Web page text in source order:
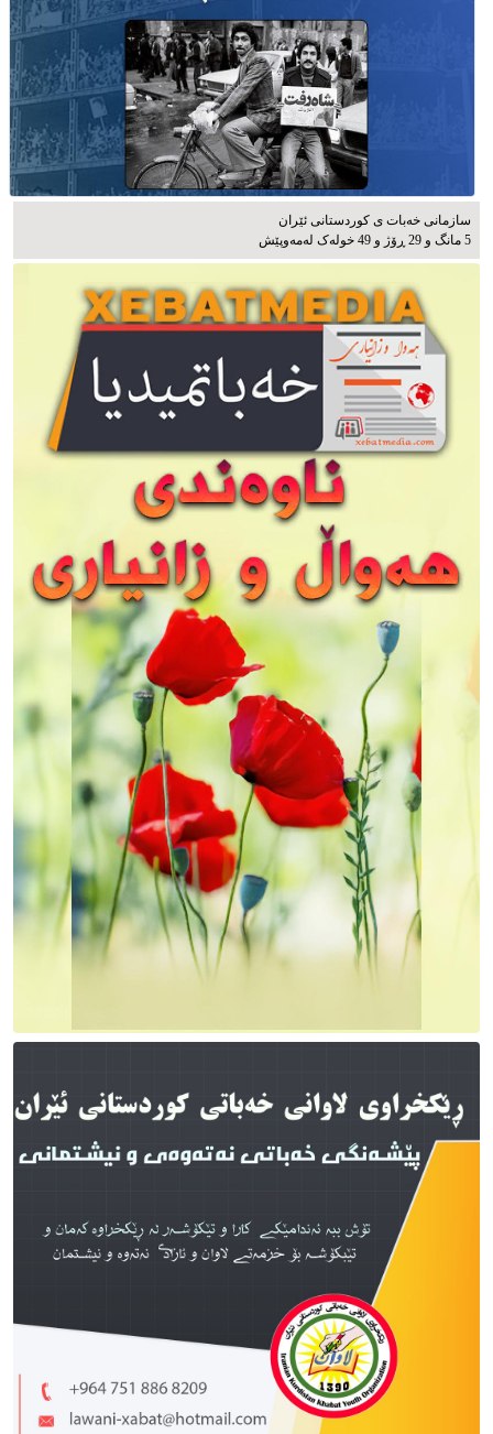
سازمانی خەبات ی كوردستانی ئێران
5 مانگ و 29 ڕۆژ و 49 خوله‌ک له‌مه‌وپێش‌